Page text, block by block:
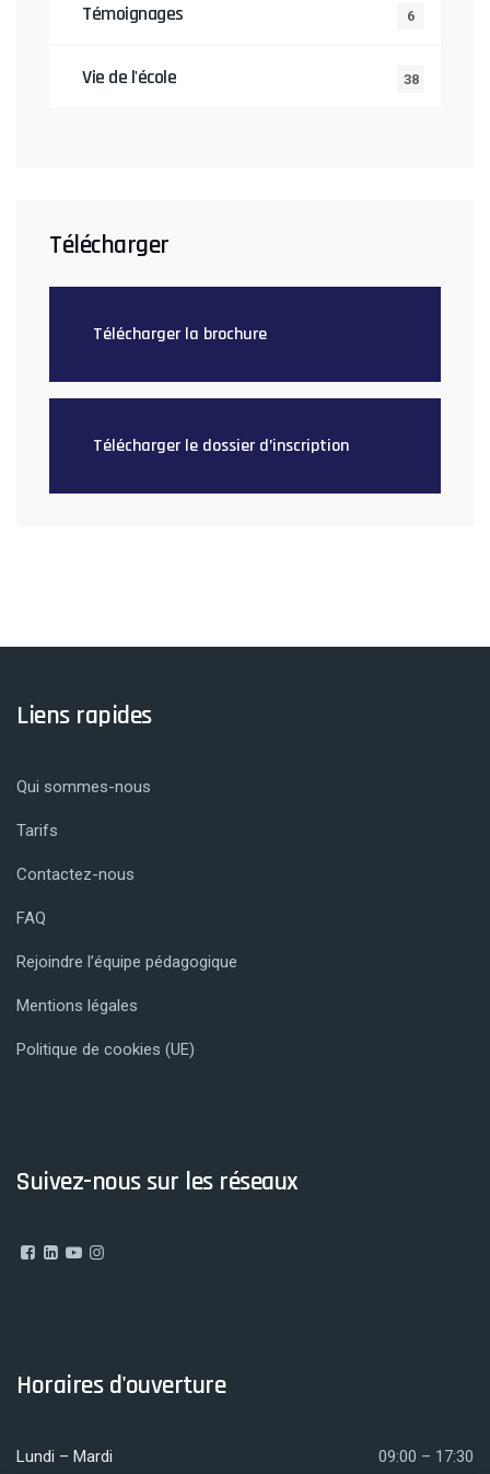
Témoignages 6
Vie de l'école 38
Télécharger
Télécharger la brochure
Télécharger le dossier d’inscription
Liens rapides
Qui sommes-nous
Tarifs
Contactez-nous
FAQ
Rejoindre l’équipe pédagogique
Mentions légales
Politique de cookies (UE)
Suivez-nous sur les réseaux
Horaires d'ouverture
Lundi – Mardi 09:00 – 17:30